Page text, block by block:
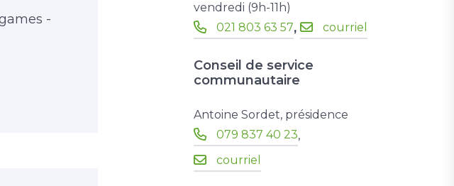
-
vendredi (9h-11h)
021 803 63 57, courriel
Conseil de service
communautaire
Antoine Sordet, présidence
079 837 40 23,
courriel